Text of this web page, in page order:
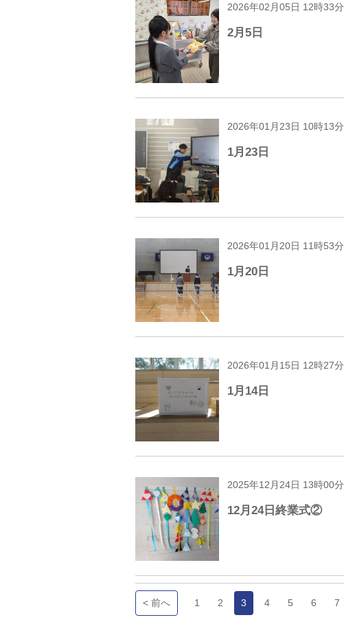
2026年02月05日 12時33分
2月5日
2026年01月23日 10時13分
1月23日
2026年01月20日 11時53分
1月20日
2026年01月15日 12時27分
1月14日
2025年12月24日 13時00分
12月24日終業式②
< 前へ 1 2 3 4 5 6 7